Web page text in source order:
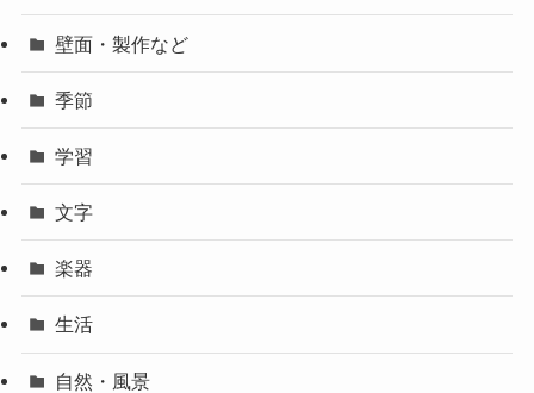
壁面・製作など
季節
学習
文字
楽器
生活
自然・風景